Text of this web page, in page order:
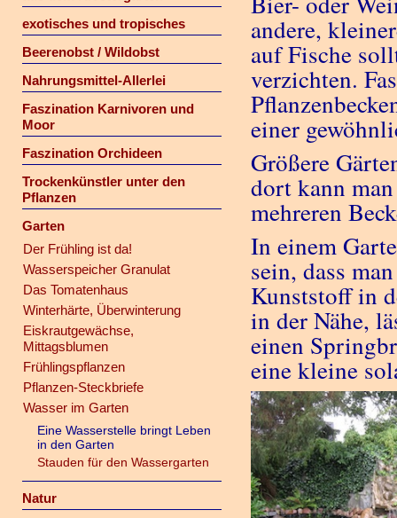
exotisches und tropisches
Beerenobst / Wildobst
Nahrungsmittel-Allerlei
Faszination Karnivoren und
Moor
Faszination Orchideen
Trockenkünstler unter den
Pflanzen
Garten
Der Frühling ist da!
Wasserspeicher Granulat
Das Tomatenhaus
Winterhärte, Überwinterung
Eiskrautgewächse,
Mittagsblumen
Frühlingspflanzen
Pflanzen-Steckbriefe
Wasser im Garten
Eine Wasserstelle bringt Leben
in den Garten
Stauden für den Wassergarten
Natur
andere,
auf Fische
verzichten.
einer
Größere
dort kann
mehreren
In einem
sein, dass
Kunststoff in
in der Nähe,
einen
eine kleine